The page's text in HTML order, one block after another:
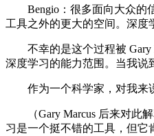
Bengio：很多面向大众的信
工具之外的更大的空间。深度
不幸的是这个过程被 Gary
深度学习的能力范围。当我说
作为一个科学家，对我来说
（Gary Marcus 后来对此解
习是一个挺不错的工具，但它